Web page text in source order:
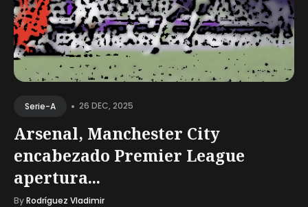
Serie-A • 26 DEC, 2025
Arsenal, Manchester City
encabezado Premier League
apertura...
ByRodríguez Vladimir